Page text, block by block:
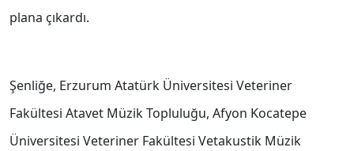
plana çıkardı.
Şenliğe, Erzurum Atatürk Üniversitesi Veteriner
Fakültesi Atavet Müzik Topluluğu, Afyon Kocatepe
Üniversitesi Veteriner Fakültesi Vetakustik Müzik